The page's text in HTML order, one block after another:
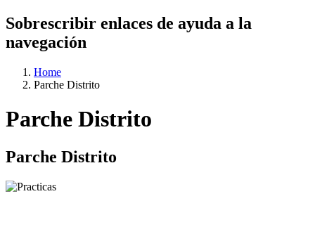
Sobrescribir enlaces de ayuda a la
navegación
Home
Parche Distrito
Parche Distrito
Parche Distrito